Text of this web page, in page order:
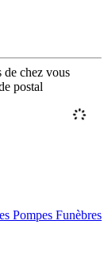
de chez vous
postal
Pompes Funèbres